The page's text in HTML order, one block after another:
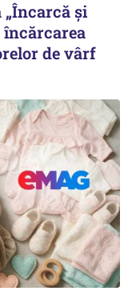
„Încarcă și
încărcarea
de vârf